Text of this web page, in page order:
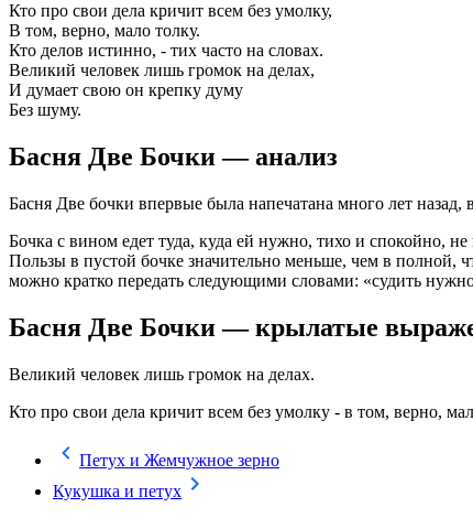
Кто про свои дела кричит всем без умолку,
В том, верно, мало толку.
Кто делов истинно, - тих часто на словах.
Великий человек лишь громок на делах,
И думает свою он крепку думу
Без шуму.
Басня Две Бочки — анализ
Басня Две бочки впервые была напечатана много лет
Бочка с вином едет туда, куда ей нужно, тихо и спокойно,
Пользы в пустой бочке значительно меньше, чем в полной,
можно кратко передать следующими словами: «судить
Басня Две Бочки — крылатые
Великий человек лишь громок на делах.
Кто про свои дела кричит всем без умолку - в том, верно,
Петух и Жемчужное зерно
Кукушка и петух